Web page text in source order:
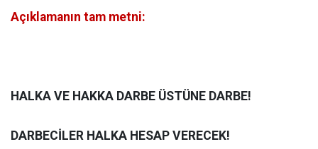
Açıklamanın tam metni:
HALKA VE HAKKA DARBE ÜSTÜNE DARBE!
DARBECİLER HALKA HESAP VERECEK!